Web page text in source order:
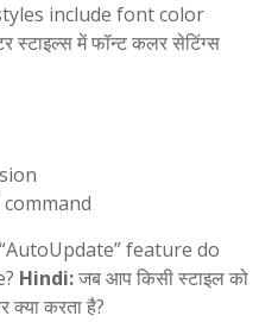
include font color
स्टाइल्स में फॉन्ट कलर सेटिंग्स
feature do
Hindi:जब आप किसी स्टाइल को
क्या करता है?